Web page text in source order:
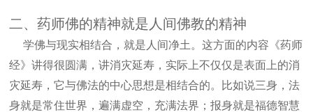
二、药师佛的精神就是人间佛教的精神
学佛与现实相结合，就是人间净土。这方面的内容《药师
经》讲得很圆满，讲消灾延寿，实际上不仅仅是表面上的消
灾延寿，它与佛法的中心思想是相结合的。比如说三身，法
身就是常住世界，遍满虚空，充满法界；报身就是福德智慧